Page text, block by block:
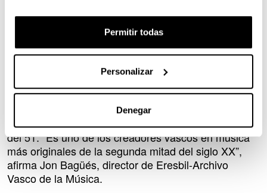
Permitir todas
Personalizar
Denegar
Arte textos, dentro de la que se publica esta obra.
Moro Vallina y recoge el devenir vital y musical de
Carmelo A. Bernaola (Otxandio, 1929-Madrid, 2002).
de un centenar de bandas sonoras para cine y
televisión, Bernaola fue, de hecho, uno de los
compositores más representativos de la Generación
del 51. “Es uno de los creadores vascos en música
más originales de la segunda mitad del siglo XX”,
afirma Jon Bagüés, director de Eresbil-Archivo
Vasco de la Música.